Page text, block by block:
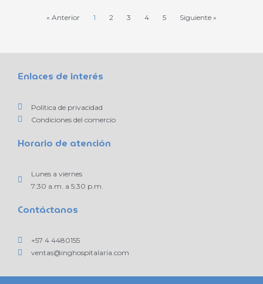
« Anterior 1 2 3 4 5 Siguiente »
Enlaces de interés
Política de privacidad
Condiciones del comercio
Horario de atención
Lunes a viernes
7:30 a.m. a 5:30 p.m.
Contáctanos
+57 4 4480155
ventas@inghospitalaria.com